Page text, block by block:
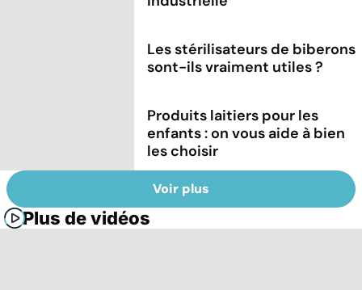
Les stérilisateurs de biberons
sont-ils vraiment utiles ?
Produits laitiers pour les
enfants : on vous aide à bien
les choisir
Voir plus
Plus de vidéos